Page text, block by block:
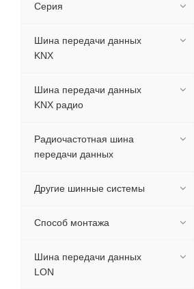
Серия
Шина передачи данных
KNX
Шина передачи данных
KNX радио
Радиочастотная шина
передачи данных
Другие шинные системы
Способ монтажа
Шина передачи данных
LON